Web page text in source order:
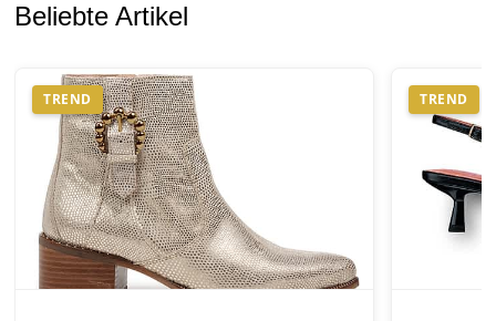
Beliebte Artikel
TREND TREND